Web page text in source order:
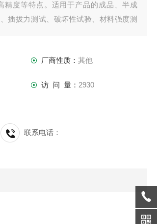
精度等特点。适用于产品的成品、半成
插拔力测试、破坏性试验、材料强度测
动力机械、科研机构等行业的推拉负
厂商性质： 其他
访 问 量： 2930
联系电话：